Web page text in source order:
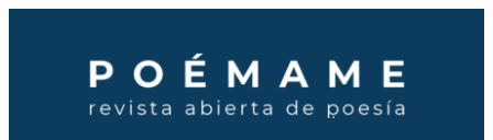
contenido